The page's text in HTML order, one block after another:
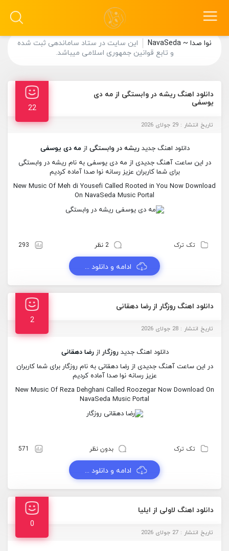
نوا صدا ~ NavaSeda
این سایت در ستاد ساماندهی ثبت شده
و تابع قوانین جمهوری اسلامی میباشد.
دانلود اهنگ ریشه در وابستگی از مه دی
یوسفی
22
تاریخ انتشار : 29 جولای 2026
دانلود اهنگ جدید ریشه در وابستگی از مه دی یوسفی
در این ساعت آهنگ جدیدی از مه دی یوسفی به نام ریشه در وابستگی
برای شما کاربران عزیز رسانه نوا صدا آماده کردیم
New Music Of Meh di Yousefi Called Rooted in You Now Download
On NavaSeda Music Portal
تک ترک 2 نظر 293
ادامه و دانلود ...
دانلود اهنگ روزگار از رضا دهقانی
2
تاریخ انتشار : 28 جولای 2026
دانلود اهنگ جدید روزگار از رضا دهقانی
در این ساعت آهنگ جدیدی از رضا دهقانی به نام روزگار برای شما کاربران
عزیز رسانه نوا صدا آماده کردیم
New Music Of Reza Dehghani Called Roozegar Now Download On
NavaSeda Music Portal
تک ترک بدون نظر 571
ادامه و دانلود ...
دانلود اهنگ لاولی از ایلیا
0
تاریخ انتشار : 27 جولای 2026